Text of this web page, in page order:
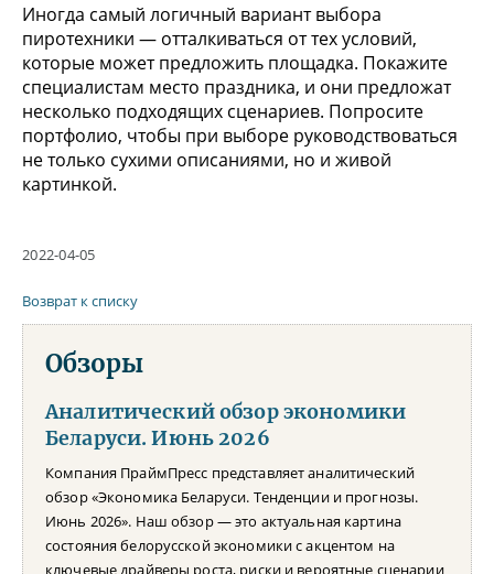
Иногда самый логичный вариант выбора
пиротехники — отталкиваться от тех условий,
которые может предложить площадка. Покажите
специалистам место праздника, и они предложат
несколько подходящих сценариев. Попросите
портфолио, чтобы при выборе руководствоваться
не только сухими описаниями, но и живой
картинкой.
2022-04-05
Возврат к списку
Обзоры
Аналитический обзор экономики
Беларуси. Июнь 2026
Компания ПраймПресс представляет аналитический
обзор «Экономика Беларуси. Тенденции и прогнозы.
Июнь 2026». Наш обзор — это актуальная картина
состояния белорусской экономики с акцентом на
ключевые драйверы роста, риски и вероятные сценарии